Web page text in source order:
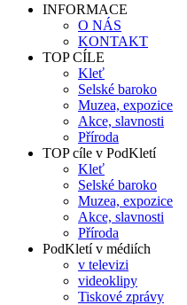
INFORMACE
O NÁS
KONTAKT
TOP CÍLE
Kleť
Selské baroko
Muzea, expozice
Akce, slavnosti
Příroda
TOP cíle v PodKletí
Kleť
Selské baroko
Muzea, expozice
Akce, slavnosti
Příroda
PodKletí v médiích
v televizi
videoklipy
Tiskové zprávy